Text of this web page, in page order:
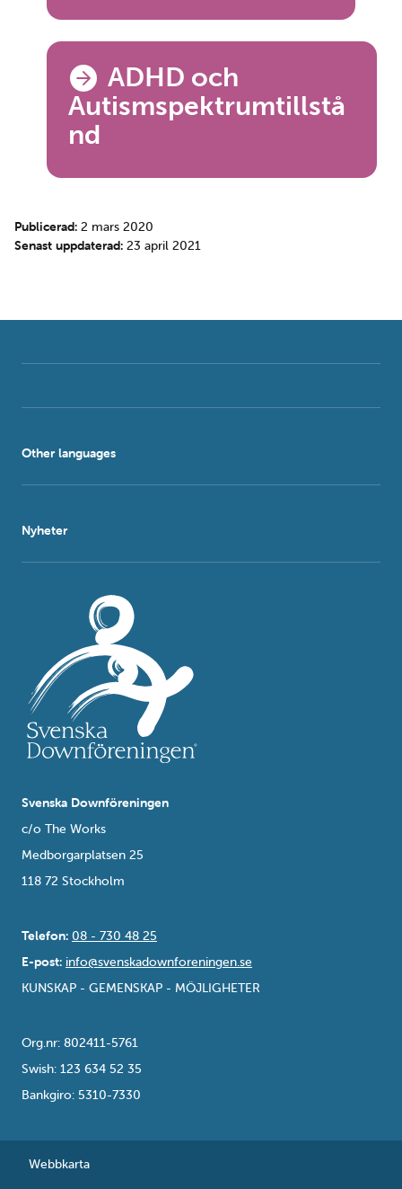
ADHD och
Autismspektrumtillstå
nd
Publicerad: 2 mars 2020
Senast uppdaterad: 23 april 2021
Other languages
Nyheter
Svenska Downföreningen
c/o The Works
Medborgarplatsen 25
118 72 Stockholm
Telefon: 08 - 730 48 25
E-post: info@svenskadownforeningen.se
KUNSKAP - GEMENSKAP - MÖJLIGHETER
Org.nr: 802411-5761
Swish: 123 634 52 35
Bankgiro: 5310-7330
Webbkarta